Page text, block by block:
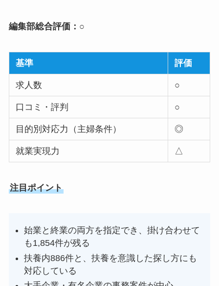
編集部総合評価：○
基準 評価
求人数 ○
口コミ・評判 ○
目的別対応力（主婦条件） ◎
就業実現力 △
注目ポイント
始業と終業の両方を指定でき、掛け合わせて
も1,854件が残る
扶養内886件と、扶養を意識した探し方にも
対応している